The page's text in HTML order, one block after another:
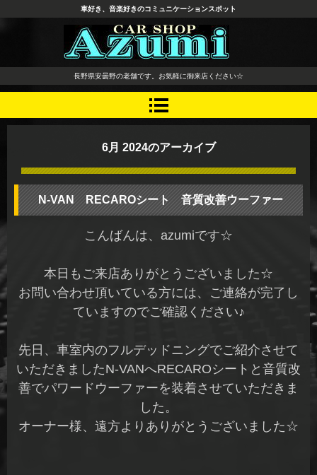
長野県 安曇野市 タイヤ ホ
イール デッドニング カーオ
ーディオ レカロシート
車好き、音楽好きのコミュニケーションスポット
長野県安曇野の老舗です。お気軽に御来店ください☆
6月 2024のアーカイブ
N-VAN RECAROシート 音質改善ウーファー
こんばんは、azumiです☆
本日もご来店ありがとうございました☆
お問い合わせ頂いている方には、ご連絡が完了し
ていますのでご確認ください♪
先日、車室内のフルデッドニングでご紹介させて
いただきましたN-VANへRECAROシートと音質改
善でパワードウーファーを装着させていただきま
した。
オーナー様、遠方よりありがとうございました☆